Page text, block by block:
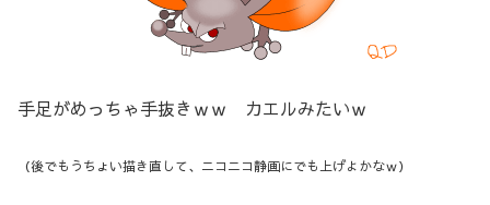
手足がめっちゃ手抜きｗｗ カエルみたいｗ
（後でもうちょい描き直して、ニコニコ静画にでも上げよかなｗ）